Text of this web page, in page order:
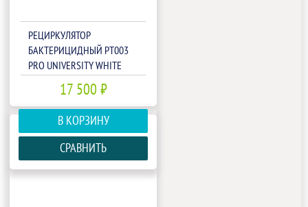
РЕЦИРКУЛЯТОР
БАКТЕРИЦИДНЫЙ РТ003
PRO UNIVERSITY WHITE
17 500 ₽
В КОРЗИНУ
СРАВНИТЬ